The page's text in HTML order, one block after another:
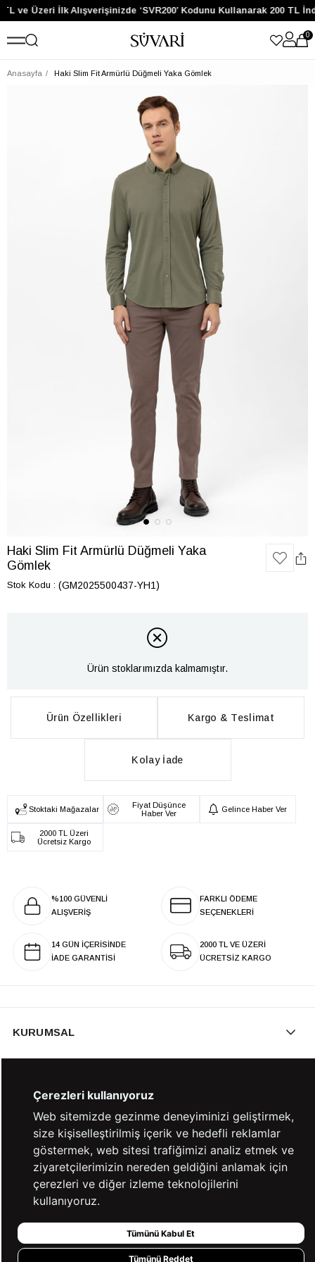
ve Üzeri İlk Alışverişinizde ‘SVR200’ Kodunu Kullanarak 200 TL
0
Anasayfa Haki Slim Fit Armürlü Düğmeli Yaka Gömlek
Haki Slim Fit Armürlü Düğmeli Yaka
Gömlek
Stok Kodu (GM2025500437-YH1)
Ürün stoklarımızda kalmamıştır.
Ürün Özellikleri Kargo & Teslimat
Kolay İade
Stoktaki Mağazalar
Fiyat Düşünce
Haber Ver
Gelince Haber Ver
2000 TL Üzeri
Ücretsiz Kargo
%100 GÜVENLİ
ALIŞVERİŞ
FARKLI ÖDEME
SEÇENEKLERİ
14 GÜN İÇERİSİNDE
İADE GARANTİSİ
2000 TL VE ÜZERİ
ÜCRETSİZ KARGO
KURUMSAL
YARDIM
BİZE ULAŞIN
HIZLI ERİŞİM
Çerezleri kullanıyoruz
Web sitemizde gezinme deneyiminizi geliştirmek,
size kişiselleştirilmiş içerik ve hedefli reklamlar
göstermek, web sitesi trafiğimizi analiz etmek ve
ziyaretçilerimizin nereden geldiğini anlamak için
çerezleri ve diğer izleme teknolojilerini
kullanıyoruz.
Tümünü Kabul Et
Tümünü Reddet